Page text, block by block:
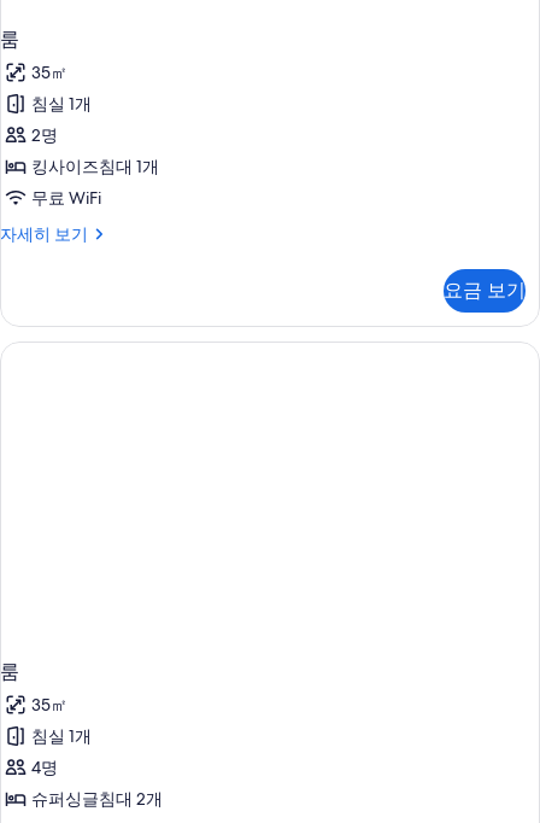
룸
35㎡
침실 1개
2명
킹사이즈침대 1개
무료 WiFi
자세히 보기
룸
보
기
요금 보기
룸
35㎡
침실 1개
4명
슈퍼싱글침대 2개